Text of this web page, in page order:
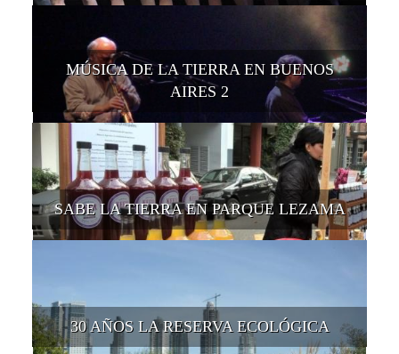
MÚSICA DE LA TIERRA EN BUENOS
AIRES 2
SABE LA TIERRA EN PARQUE LEZAMA
30 AÑOS LA RESERVA ECOLÓGICA